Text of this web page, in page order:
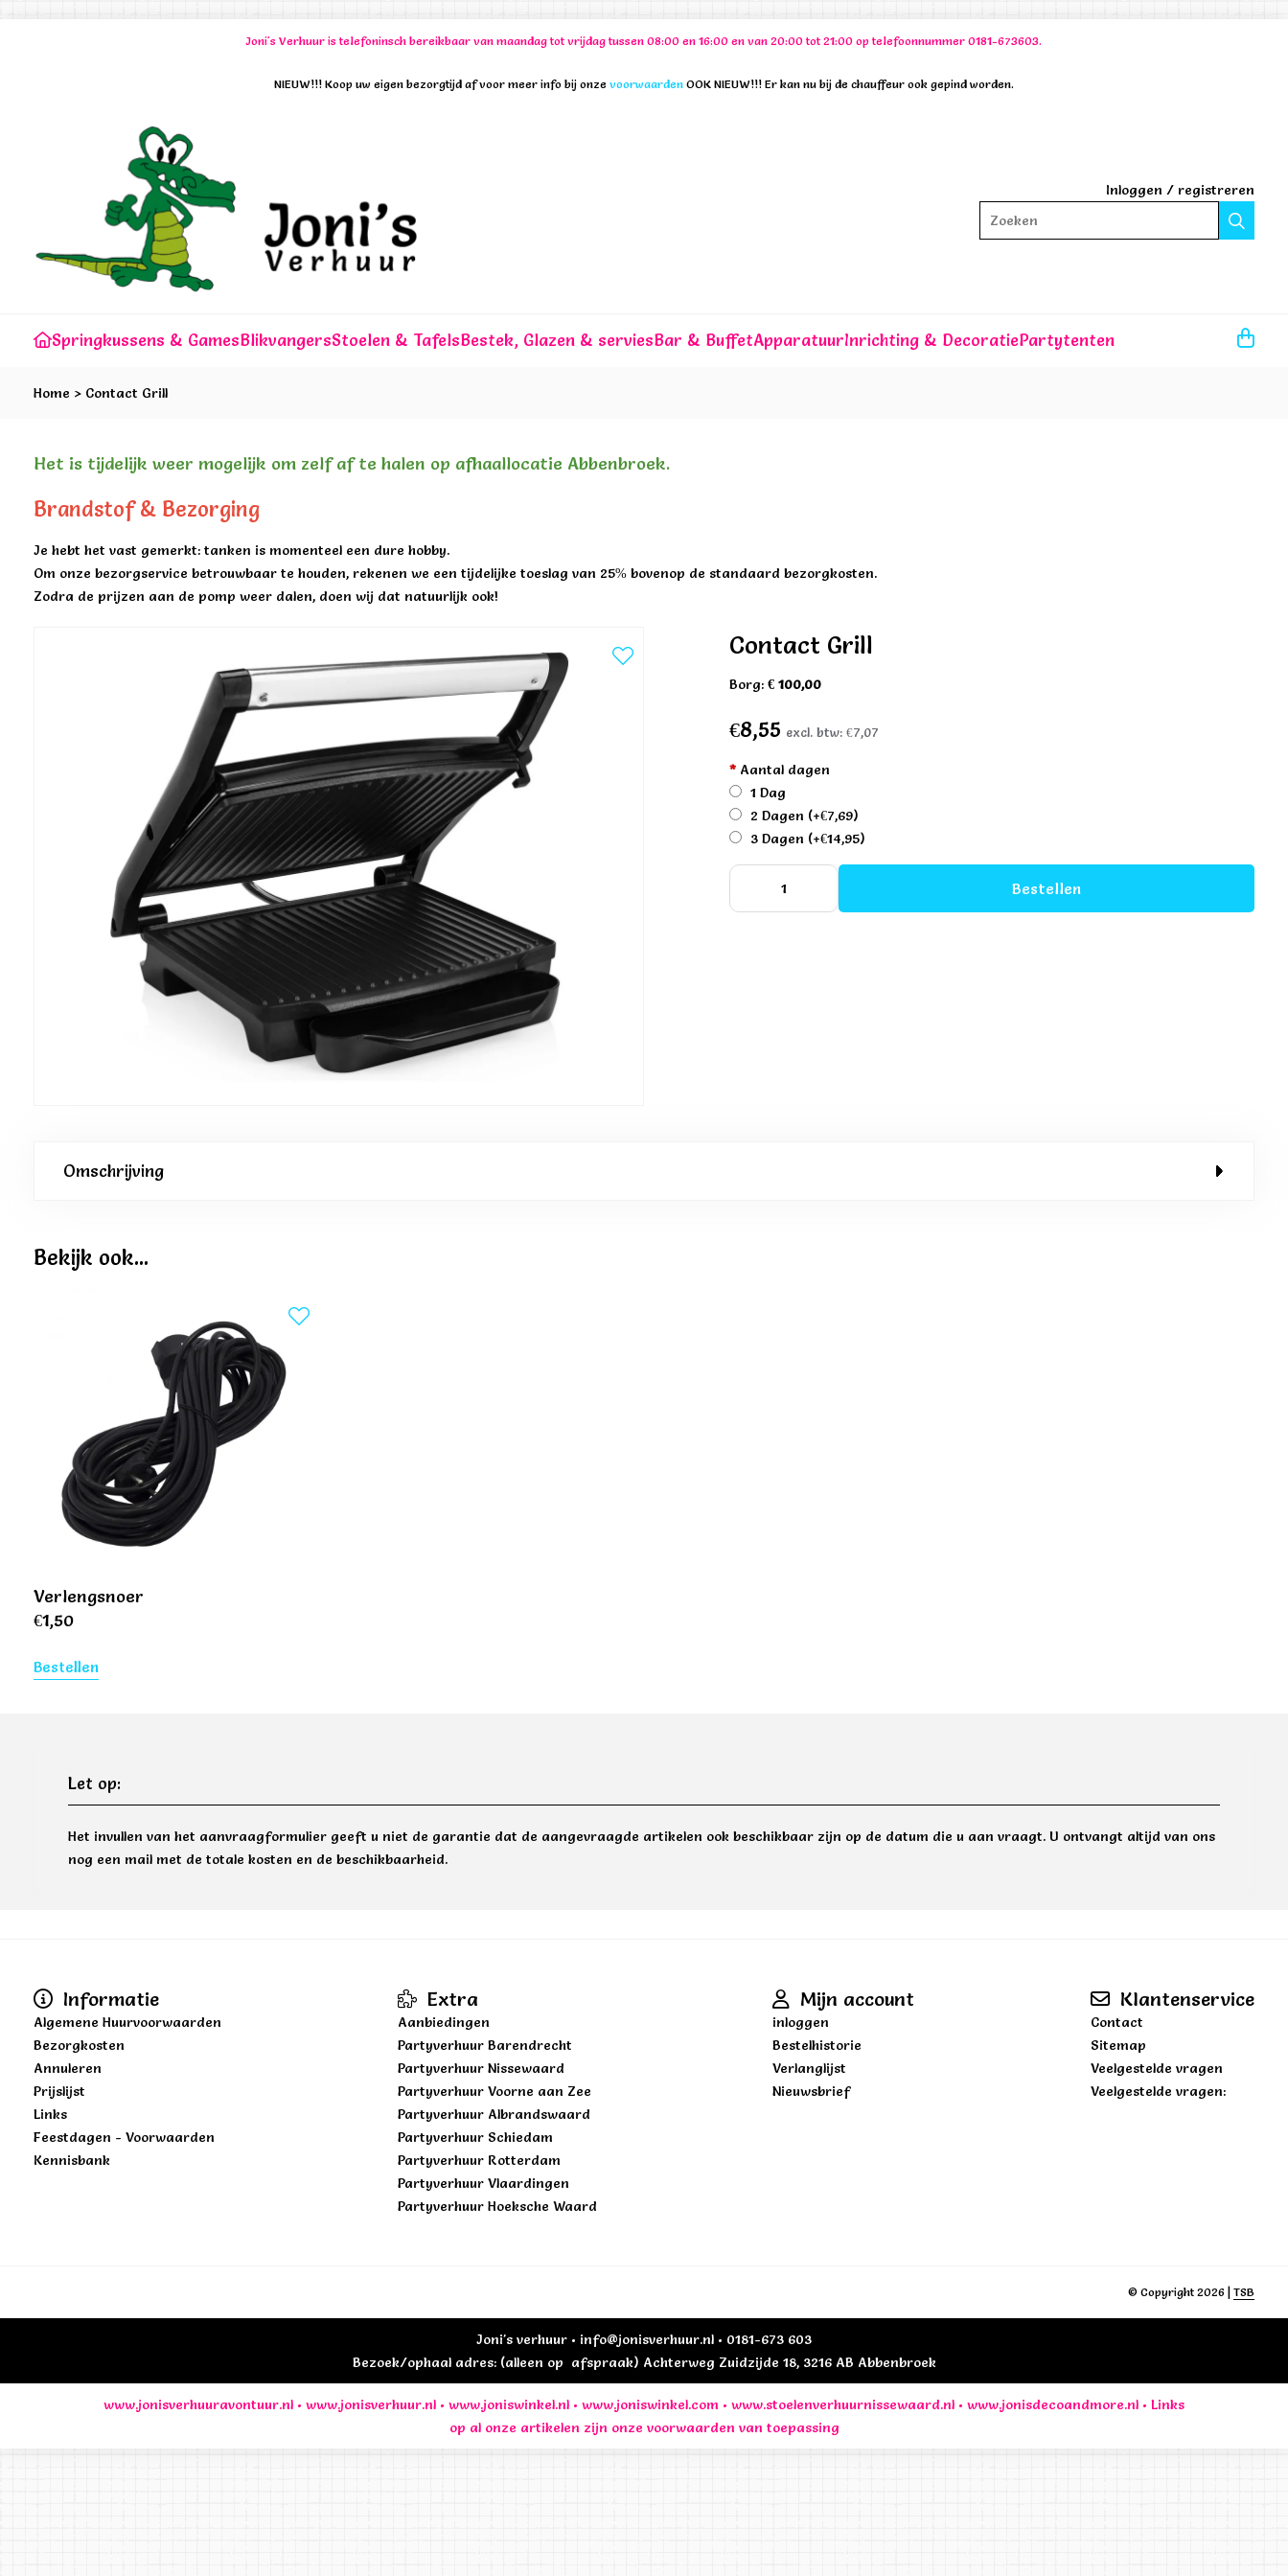
Joni's Verhuur is telefoninsch bereikbaar van maandag tot vrijdag tussen 08:00 en 16:00 en van 20:00 tot 21:00 op telefoonnummer 0181-673603.
NIEUW!!! Koop uw eigen bezorgtijd af voor meer info bij onze voorwaarden OOK NIEUW!!! Er kan nu bij de chauffeur ook gepind worden.
Inloggen / registreren
Zoeken
Springkussens & GamesBlikvangersStoelen & TafelsBestek, Glazen & serviesBar & BuffetApparatuurInrichting & DecoratiePartytenten
Home > Contact Grill
Het is tijdelijk weer mogelijk om zelf af te halen op afhaallocatie Abbenbroek.
Brandstof & Bezorging
Je hebt het vast gemerkt: tanken is momenteel een dure hobby.
Om onze bezorgservice betrouwbaar te houden, rekenen we een tijdelijke toeslag van 25% bovenop de standaard bezorgkosten.
Zodra de prijzen aan de pomp weer dalen, doen wij dat natuurlijk ook!
Contact Grill
Borg:€ 100,00
€8,55 excl. btw:€7,07
* Aantal dagen
1 Dag
2 Dagen (+€7,69)
3 Dagen (+€14,95)
Bestellen
Omschrijving
Bekijk ook...
Verlengsnoer
€1,50
Bestellen
Let op:
Het invullen van het aanvraagformulier geeft u niet de garantie dat de aangevraagde artikelen ook beschikbaar zijn op de datum die u aan vraagt. U ontvangt altijd van ons
nog een mail met de totale kosten en de beschikbaarheid.
Informatie
Algemene Huurvoorwaarden
Bezorgkosten
Annuleren
Prijslijst
Links
Feestdagen - Voorwaarden
Kennisbank
Extra
Aanbiedingen
Partyverhuur Barendrecht
Partyverhuur Nissewaard
Partyverhuur Voorne aan Zee
Partyverhuur Albrandswaard
Partyverhuur Schiedam
Partyverhuur Rotterdam
Partyverhuur Vlaardingen
Partyverhuur Hoeksche Waard
Mijn account
inloggen
Bestelhistorie
Verlanglijst
Nieuwsbrief
Klantenservice
Contact
Sitemap
Veelgestelde vragen
Veelgestelde vragen:
© Copyright 2026 | TSB
Joni's verhuur • info@jonisverhuur.nl • 0181-673 603
Bezoek/ophaal adres: (alleen op afspraak) Achterweg Zuidzijde 18, 3216 AB Abbenbroek
www.jonisverhuuravontuur.nl • www.jonisverhuur.nl • www.joniswinkel.nl • www.joniswinkel.com • www.stoelenverhuurnissewaard.nl • www.jonisdecoandmore.nl • Links
op al onze artikelen zijn onze voorwaarden van toepassing